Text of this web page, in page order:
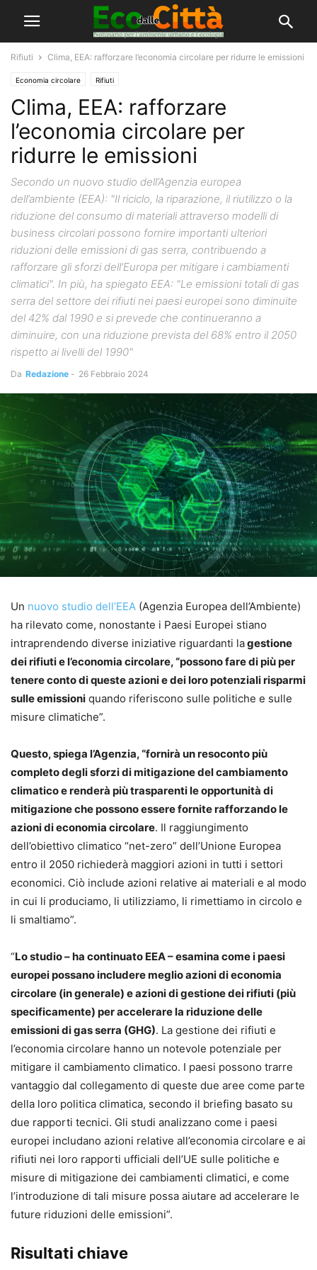
Rifiuti Clima, EEA: rafforzare l’economia circolare per ridurre le emissioni
Economia circolare Rifiuti
Clima, EEA: rafforzare
l’economia circolare per
ridurre le emissioni
Secondo un nuovo studio dell’Agenzia europea
dell’ambiente (EEA): "Il riciclo, la riparazione, il riutilizzo o la
riduzione del consumo di materiali attraverso modelli di
business circolari possono fornire importanti ulteriori
riduzioni delle emissioni di gas serra, contribuendo a
rafforzare gli sforzi dell’Europa per mitigare i cambiamenti
climatici". In più, ha spiegato EEA: "Le emissioni totali di gas
serra del settore dei rifiuti nei paesi europei sono diminuite
del 42% dal 1990 e si prevede che continueranno a
diminuire, con una riduzione prevista del 68% entro il 2050
rispetto ai livelli del 1990"
Da Redazione - 26 Febbraio 2024
Un nuovo studio dell’EEA (Agenzia Europea dell’Ambiente)
ha rilevato come, nonostante i Paesi Europei stiano
intraprendendo diverse iniziative riguardanti lagestione
dei rifiuti e l’economia circolare, “possono fare di più per
tenere conto di queste azioni e dei loro potenziali risparmi
sulle emissioni quando riferiscono sulle politiche e sulle
misure climatiche”.
Questo, spiega l’Agenzia, “fornirà un resoconto più
completo degli sforzi di mitigazione del cambiamento
climatico e renderà più trasparenti le opportunità di
mitigazione che possono essere fornite rafforzando le
azioni di economia circolare. Il raggiungimento
dell’obiettivo climatico “net-zero” dell’Unione Europea
entro il 2050 richiederà maggiori azioni in tutti i settori
economici. Ciò include azioni relative ai materiali e al modo
in cui li produciamo, li utilizziamo, li rimettiamo in circolo e
li smaltiamo”.
“Lo studio – ha continuato EEA – esamina come i paesi
europei possano includere meglio azioni di economia
circolare (in generale) e azioni di gestione dei rifiuti (più
specificamente) per accelerare la riduzione delle
emissioni di gas serra (GHG). La gestione dei rifiuti e
l’economia circolare hanno un notevole potenziale per
mitigare il cambiamento climatico. I paesi possono trarre
vantaggio dal collegamento di queste due aree come parte
della loro politica climatica, secondo il briefing basato su
due rapporti tecnici. Gli studi analizzano come i paesi
europei includano azioni relative all’economia circolare e ai
rifiuti nei loro rapporti ufficiali dell’UE sulle politiche e
misure di mitigazione dei cambiamenti climatici, e come
l’introduzione di tali misure possa aiutare ad accelerare le
future riduzioni delle emissioni”.
Risultati chiave